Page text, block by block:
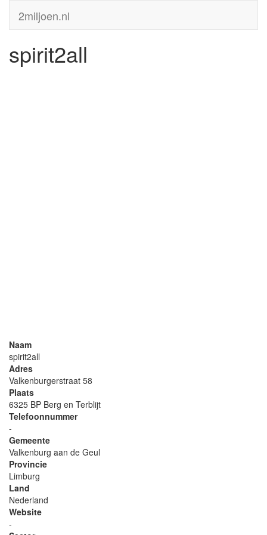
2miljoen.nl
spirit2all
Naam
spirit2all
Adres
Valkenburgerstraat 58
Plaats
6325 BP Berg en Terblijt
Telefoonnummer
-
Gemeente
Valkenburg aan de Geul
Provincie
Limburg
Land
Nederland
Website
-